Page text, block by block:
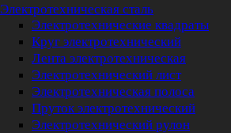
Электротехническая сталь
Электротехнические квадраты
Круг электротехнический
Лента электротехническая
Электротехнический лист
Электротехническая полоса
Пруток электротехнический
Электротехнический рулон